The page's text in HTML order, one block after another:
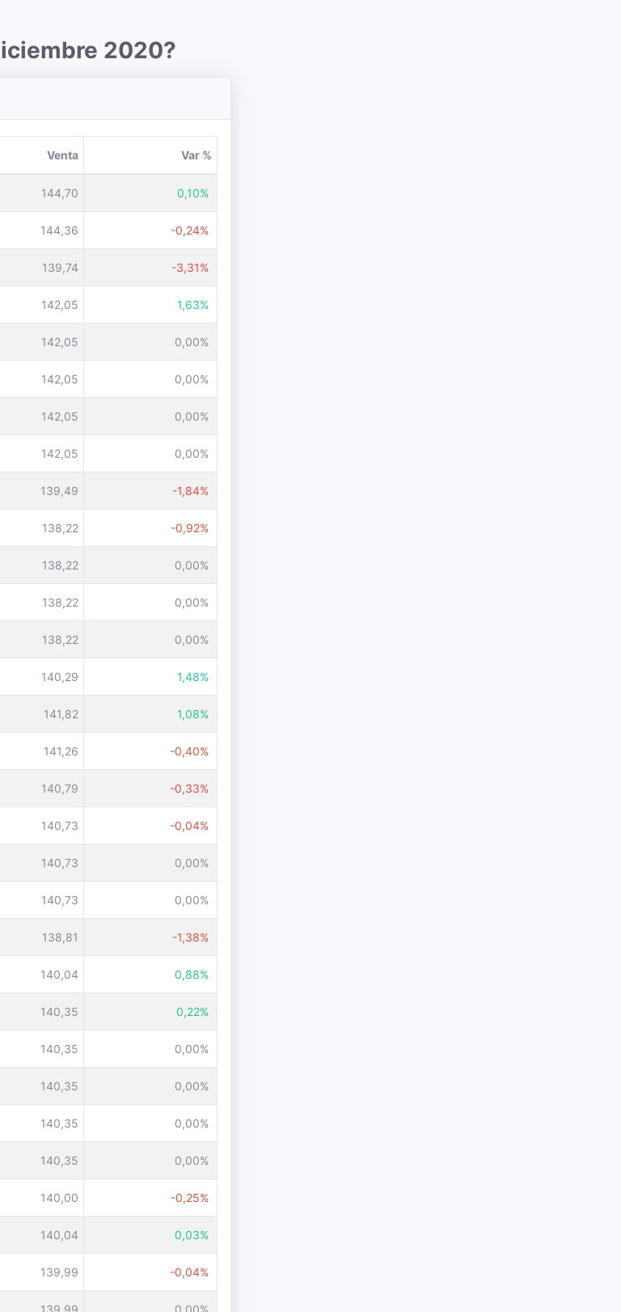
2020?
Venta Var %
144,70 0,10%
144,36 -0,24%
139,74 -3,31%
142,05 1,63%
142,05 0,00%
142,05 0,00%
142,05 0,00%
142,05 0,00%
139,49 -1,84%
138,22 -0,92%
138,22 0,00%
138,22 0,00%
138,22 0,00%
140,29 1,48%
141,82 1,08%
141,26 -0,40%
140,79 -0,33%
140,73 -0,04%
140,73 0,00%
140,73 0,00%
138,81 -1,38%
140,04 0,88%
140,35 0,22%
140,35 0,00%
140,35 0,00%
140,35 0,00%
140,35 0,00%
140,00 -0,25%
140,04 0,03%
139,99 -0,04%
139,99 0,00%